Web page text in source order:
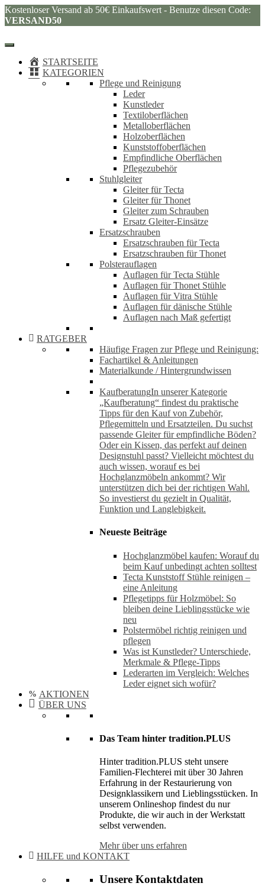
Kostenloser Versand ab 50€ Einkaufswert - Benutze diesen Code:
VERSAND50
STARTSEITE
KATEGORIEN
Pflege und Reinigung
Leder
Kunstleder
Textiloberflächen
Metalloberflächen
Holzoberflächen
Kunststoffoberflächen
Empfindliche Oberflächen
Pflegezubehör
Stuhlgleiter
Gleiter für Tecta
Gleiter für Thonet
Gleiter zum Schrauben
Ersatz Gleiter-Einsätze
Ersatzschrauben
Ersatzschrauben für Tecta
Ersatzschrauben für Thonet
Polsterauflagen
Auflagen für Tecta Stühle
Auflagen für Thonet Stühle
Auflagen für Vitra Stühle
Auflagen für dänische Stühle
Auflagen nach Maß gefertigt
RATGEBER
Häufige Fragen zur Pflege und Reinigung:
Fachartikel & Anleitungen
Materialkunde / Hintergrundwissen
KaufberatungIn unserer Kategorie
„Kaufberatung“ findest du praktische
Tipps für den Kauf von Zubehör,
Pflegemitteln und Ersatzteilen. Du suchst
passende Gleiter für empfindliche Böden?
Oder ein Kissen, das perfekt auf deinen
Designstuhl passt? Vielleicht möchtest du
auch wissen, worauf es bei
Hochglanzmöbeln ankommt? Wir
unterstützen dich bei der richtigen Wahl.
So investierst du gezielt in Qualität,
Funktion und Langlebigkeit.
Neueste Beiträge
Hochglanzmöbel kaufen: Worauf du
beim Kauf unbedingt achten solltest
Tecta Kunststoff Stühle reinigen –
eine Anleitung
Pflegetipps für Holzmöbel: So
bleiben deine Lieblingsstücke wie
neu​
Polstermöbel richtig reinigen und
pflegen
Was ist Kunstleder? Unterschiede,
Merkmale & Pflege-Tipps
Lederarten im Vergleich: Welches
Leder eignet sich wofür?
AKTIONEN
ÜBER UNS
Das Team hinter tradition.PLUS
Hinter tradition.PLUS steht unsere
Familien-Flechterei mit über 30 Jahren
Erfahrung in der Restaurierung von
Designklassikern und Lieblingsstücken. In
unserem Onlineshop findest du nur
Produkte, die wir auch in der Werkstatt
selbst verwenden.
Mehr über uns erfahren
HILFE und KONTAKT
Unsere Kontaktdaten